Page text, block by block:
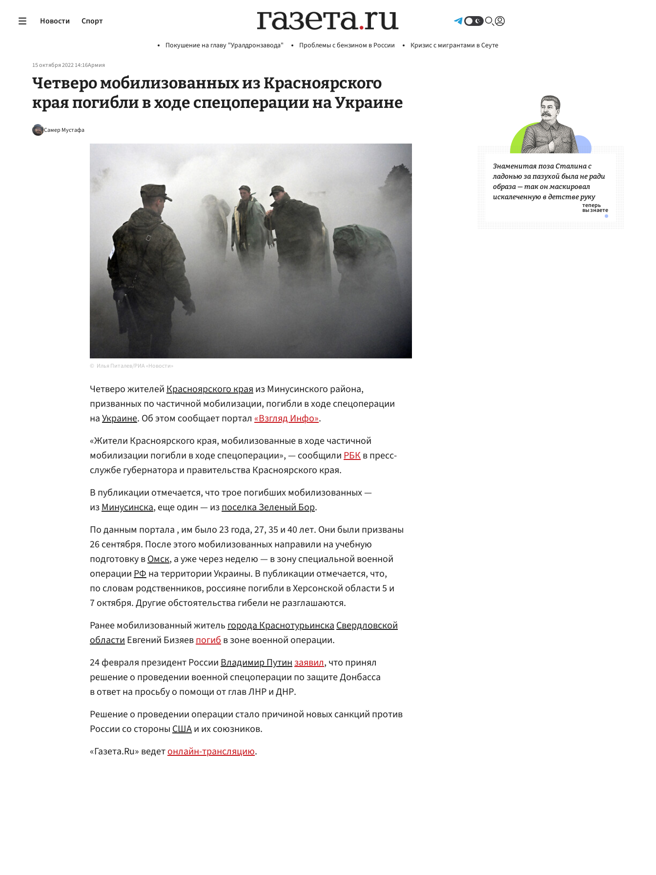
Новости Спорт
Покушение на главу "Уралдронзавода" Проблемы с бензином в России Кризис с мигрантами в Сеуте
15 октября 2022 14:16Армия
Четверо мобилизованных из Красноярского
края погибли в ходе спецоперации на Украине
Самер Мустафа
Илья Питалев/РИА «Новости»
Четверо жителейКрасноярского краяиз Минусинского района,
призванных по частичной мобилизации, погибли в ходе спецоперации
наУкраине. Об этом сообщает портал «Взгляд Инфо».
«Жители Красноярского края, мобилизованные в ходе частичной
мобилизации погибли в ходе спецоперации», — сообщилиРБКв пресс-
службе губернатора и правительства Красноярского края.
В публикации отмечается, что трое погибших мобилизованных —
изМинусинска, еще один — изпоселка Зеленый Бор.
По данным портала , им было 23 года, 27, 35 и 40 лет. Они были призваны
26 сентября. После этого мобилизованных направили на учебную
подготовку вОмск, а уже через неделю — в зону специальной военной
операцииРФна территории Украины. В публикации отмечается, что,
по словам родственников, россияне погибли в Херсонской области 5 и
7 октября. Другие обстоятельства гибели не разглашаются.
Ранее мобилизованный жительгорода КраснотурьинскаСвердловской
областиЕвгений Бизяевпогибв зоне военной операции.
24 февраля президент РоссииВладимир Путинзаявил, что принял
решение о проведении военной спецоперации по защите Донбасса
в ответ на просьбу о помощи от глав ЛНР и ДНР.
Решение о проведении операции стало причиной новых санкций против
России со стороныСШАи их союзников.
«Газета.Ru» ведетонлайн-трансляцию.
Знаменитая поза Сталина с
ладонью за пазухой была не ради
образа — так он маскировал
искалеченную в детстве руку